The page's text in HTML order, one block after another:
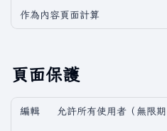
作為內容頁面計算
頁面保護
編輯 允許所有使用者​（無限期